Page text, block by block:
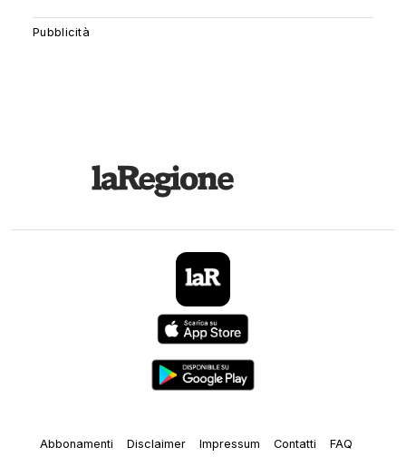
Abbonamenti Disclaimer Impressum Contatti
FAQ